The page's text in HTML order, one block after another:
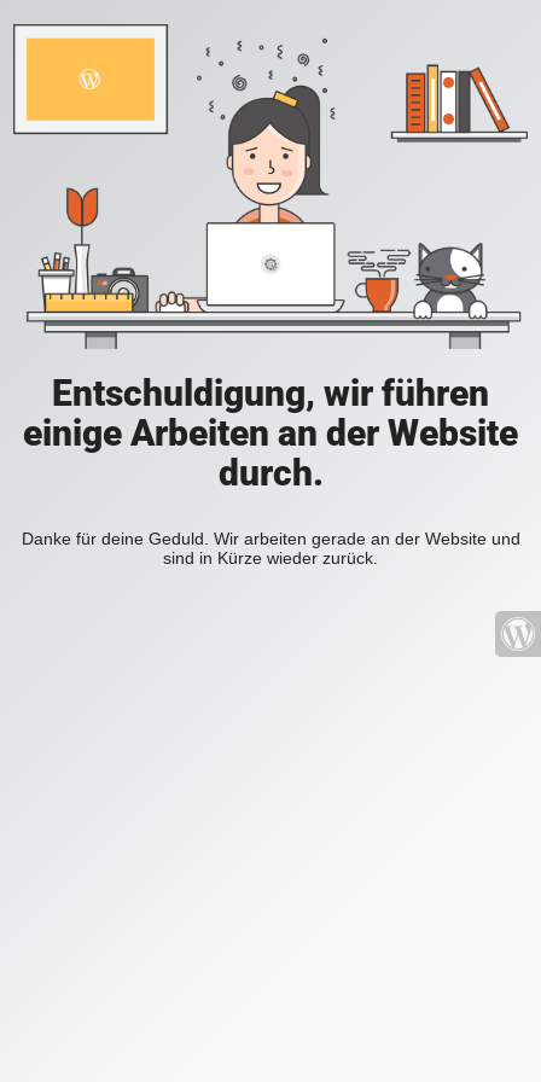
Entschuldigung, wir führen
einige Arbeiten an der Website
durch.
Danke für deine Geduld. Wir arbeiten gerade an der Website und
sind in Kürze wieder zurück.